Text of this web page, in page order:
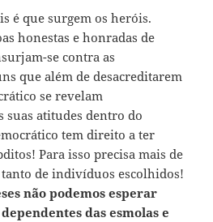
é que surgem os heróis.
honestas e honradas de
se contra as
que além de desacreditarem
se revelam
suas atitudes dentro do
tem direito a ter
Para isso precisa mais de
de indivíduos escolhidos!
não podemos esperar
das esmolas e